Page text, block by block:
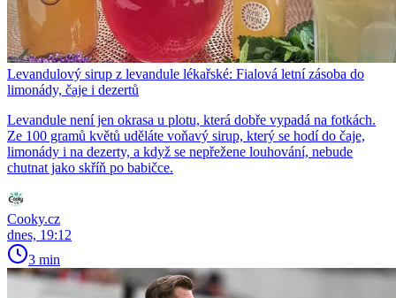
Levandulový sirup z levandule lékařské: Fialová letní zásoba do
limonády, čaje i dezertů
Levandule není jen okrasa u plotu, která dobře vypadá na fotkách.
Ze 100 gramů květů uděláte voňavý sirup, který se hodí do čaje,
limonády i na dezerty, a když se nepřežene louhování, nebude
chutnat jako skříň po babičce.
Cooky.cz
dnes, 19:12
3 min